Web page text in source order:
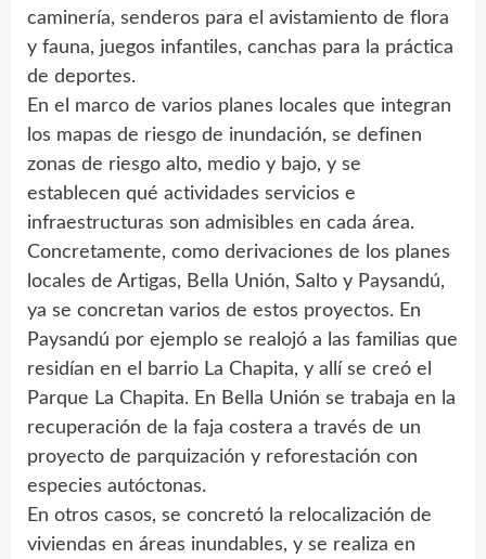
caminería, senderos para el avistamiento de flora
y fauna, juegos infantiles, canchas para la práctica
de deportes.
En el marco de varios planes locales que integran
los mapas de riesgo de inundación, se definen
zonas de riesgo alto, medio y bajo, y se
establecen qué actividades servicios e
infraestructuras son admisibles en cada área.
Concretamente, como derivaciones de los planes
locales de Artigas, Bella Unión, Salto y Paysandú,
ya se concretan varios de estos proyectos. En
Paysandú por ejemplo se realojó a las familias que
residían en el barrio La Chapita, y allí se creó el
Parque La Chapita. En Bella Unión se trabaja en la
recuperación de la faja costera a través de un
proyecto de parquización y reforestación con
especies autóctonas.
En otros casos, se concretó la relocalización de
viviendas en áreas inundables, y se realiza en